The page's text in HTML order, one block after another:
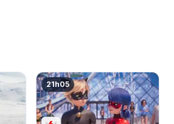
21h05